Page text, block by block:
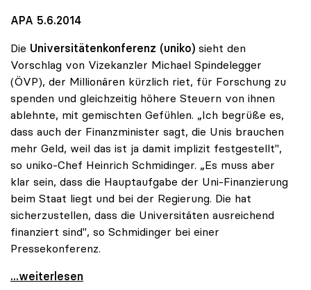
APA 5.6.2014
Die Universitätenkonferenz (uniko) sieht den
Vorschlag von Vizekanzler Michael Spindelegger
(ÖVP), der Millionären kürzlich riet, für Forschung zu
spenden und gleichzeitig höhere Steuern von ihnen
ablehnte, mit gemischten Gefühlen. „Ich begrüße es,
dass auch der Finanzminister sagt, die Unis brauchen
mehr Geld, weil das ist ja damit implizit festgestellt",
so uniko-Chef Heinrich Schmidinger. „Es muss aber
klar sein, dass die Hauptaufgabe der Uni-Finanzierung
beim Staat liegt und bei der Regierung. Die hat
sicherzustellen, dass die Universitäten ausreichend
finanziert sind", so Schmidinger bei einer
Pressekonferenz.
Rektoren sehen Staat hauptverantwortlich für
...weiterlesen